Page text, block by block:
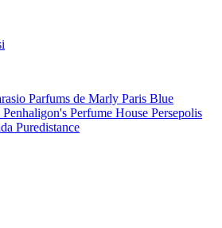
Parfums de Marly Paris Blue
Penhaligon's Perfume House Persepolis
Puredistance